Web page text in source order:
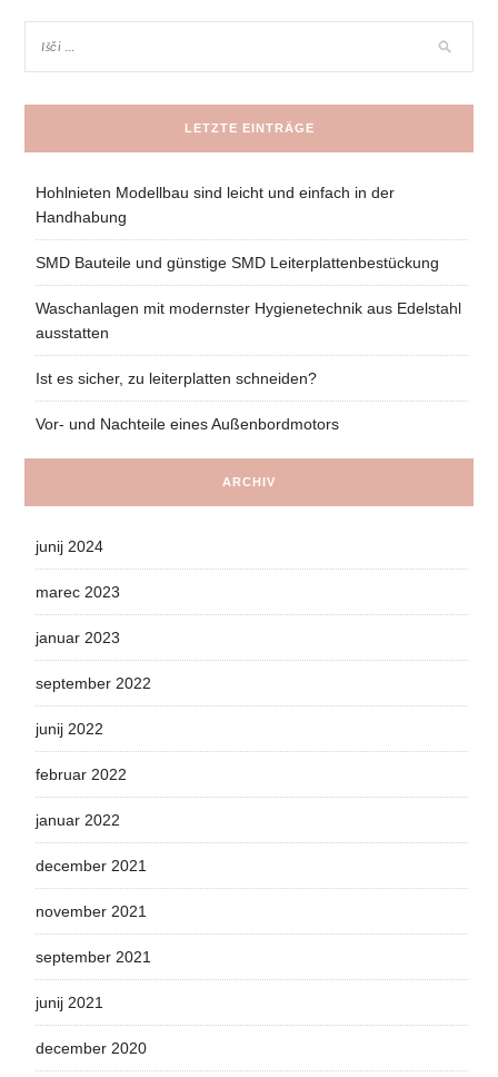
LETZTE EINTRÄGE
Hohlnieten Modellbau sind leicht und einfach in der
Handhabung
SMD Bauteile und günstige SMD Leiterplattenbestückung
Waschanlagen mit modernster Hygienetechnik aus Edelstahl
ausstatten
Ist es sicher, zu leiterplatten schneiden?
Vor- und Nachteile eines Außenbordmotors
ARCHIV
junij 2024
marec 2023
januar 2023
september 2022
junij 2022
februar 2022
januar 2022
december 2021
november 2021
september 2021
junij 2021
december 2020